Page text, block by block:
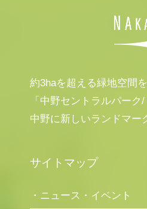
約3haを超える緑地空間
「中野セントラルパー
中野に新しいランドマー
サイトマップ
・ニュース・イベント